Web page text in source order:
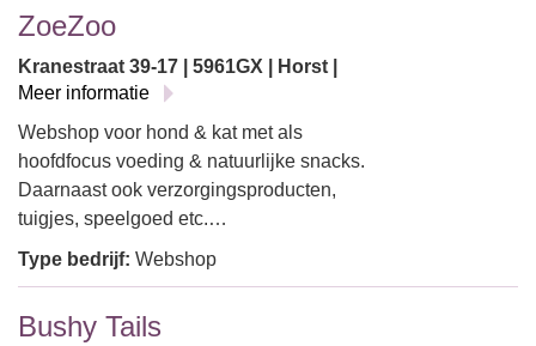
ZoeZoo
Kranestraat 39-17 | 5961GX | Horst |
Meer informatie
Webshop voor hond & kat met als
hoofdfocus voeding & natuurlijke snacks.
Daarnaast ook verzorgingsproducten,
tuigjes, speelgoed etc.…
Type bedrijf: Webshop
Bushy Tails